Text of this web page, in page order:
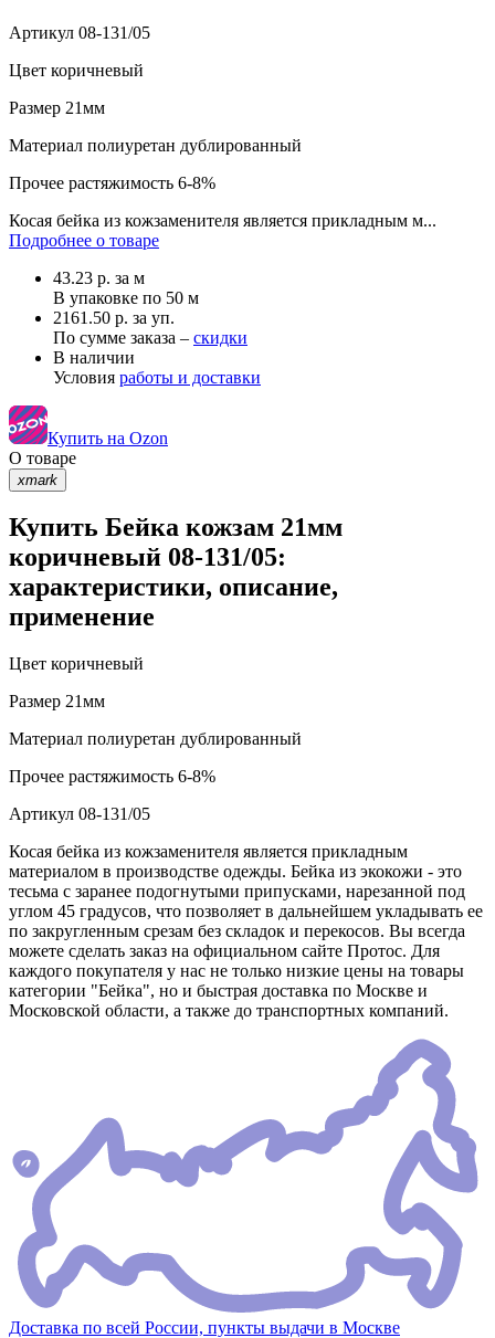
Артикул 08-131/05
Цвет коричневый
Размер 21мм
Материал полиуретан дублированный
Прочее растяжимость 6-8%
Косая бейка из кожзаменителя является прикладным м...
Подробнее о товаре
43.23 р. за м
В упаковке по 50 м
2161.50 р. за уп.
По сумме заказа – скидки
В наличии
Условия работы и доставки
Купить на Ozon
О товаре
xmark
Купить Бейка кожзам 21мм
коричневый 08-131/05:
характеристики, описание,
применение
Цвет коричневый
Размер 21мм
Материал полиуретан дублированный
Прочее растяжимость 6-8%
Артикул 08-131/05
Косая бейка из кожзаменителя является прикладным
материалом в производстве одежды. Бейка из экокожи - это
тесьма с заранее подогнутыми припусками, нарезанной под
углом 45 градусов, что позволяет в дальнейшем укладывать ее
по закругленным срезам без складок и перекосов. Вы всегда
можете сделать заказ на официальном сайте Протос. Для
каждого покупателя у нас не только низкие цены на товары
категории "Бейка", но и быстрая доставка по Москве и
Московской области, а также до транспортных компаний.
Доставка по всей России, пункты выдачи в Москве